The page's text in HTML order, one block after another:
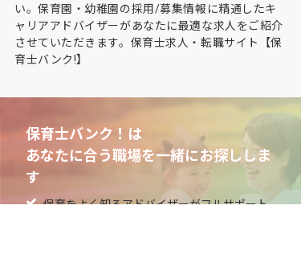
い。保育園・幼稚園の採用/募集情報に精通したキ
ャリアアドバイザーがあなたに最適な求人をご紹介
させていただきます。保育士求人・転職サイト【保
育士バンク!】
保育士バンク！は
あなたに合う職場を一緒にお探ししま
す
保育をよく知るアドバイザーがフルサポート